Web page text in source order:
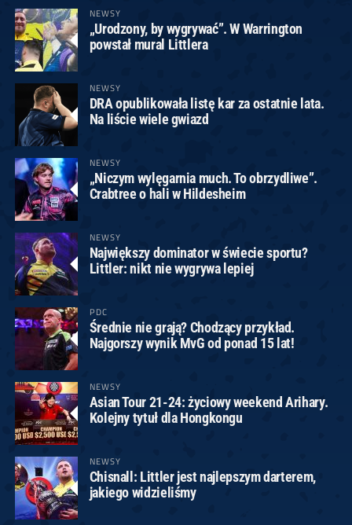
NEWSY
„Urodzony, by wygrywać”. W Warrington
powstał mural Littlera
NEWSY
DRA opublikowała listę kar za ostatnie lata.
Na liście wiele gwiazd
NEWSY
„Niczym wylęgarnia much. To obrzydliwe”.
Crabtree o hali w Hildesheim
NEWSY
Największy dominator w świecie sportu?
Littler: nikt nie wygrywa lepiej
PDC
Średnie nie grają? Chodzący przykład.
Najgorszy wynik MvG od ponad 15 lat!
NEWSY
Asian Tour 21-24: życiowy weekend Arihary.
Kolejny tytuł dla Hongkongu
NEWSY
Chisnall: Littler jest najlepszym darterem,
jakiego widzieliśmy